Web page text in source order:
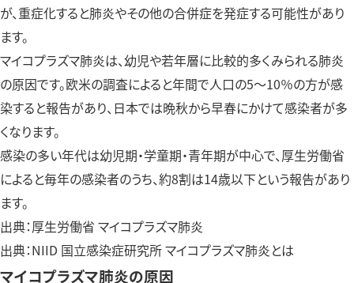
が、重症化すると肺炎やその他の合併症を発症する可能性があり
ます。
マイコプラズマ肺炎は、幼児や若年層に比較的多くみられる肺炎
の原因です。欧米の調査によると年間で人口の5〜10％の方が感
染すると報告があり、日本では晩秋から早春にかけて感染者が多
くなります。
感染の多い年代は幼児期・学童期・青年期が中心で、厚生労働省
によると毎年の感染者のうち、約8割は14歳以下という報告があり
ます。
出典：厚生労働省 マイコプラズマ肺炎
出典：NIID 国立感染症研究所 マイコプラズマ肺炎とは
マイコプラズマ肺炎の原因